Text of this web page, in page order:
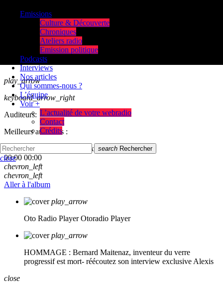
play_arrow
keyboard_arrow_right
Auditeurs:
Meilleurs auditeurs :
skip_previous
skip_next
00:00 00:00
chevron_left
chevron_left
Aller à l'album
play_arrow
Oto Radio Player Otoradio Player
play_arrow
HOMMAGE : Bernard Maitenaz, inventeur du verre
progressif est mort- réécoutez son interview exclusive Alexis
Emissions
Culture & Découverte
Chroniques
Ateliers radio
Emission politique
Podcasts
Interviews
Nos articles
Qui sommes-nous ?
L’équipe
Voir +
L’actualité de votre webradio
Contact
Crédits
search Rechercher
close
close